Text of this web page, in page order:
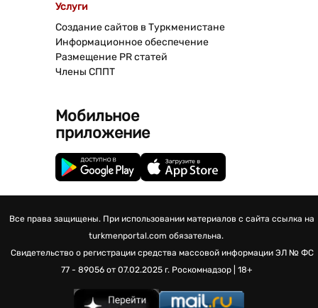
Услуги
Создание сайтов в Туркменистане
Информационное обеспечение
Размещение PR статей
Члены СППТ
Мобильное
приложение
Все права защищены. При использовании материалов с сайта ссылка на
turkmenportal.com обязательна.
Свидетельство о регистрации средства массовой информации ЭЛ № ФС
77 - 89056 от 07.02.2025 г. Роскомнадзор | 18+